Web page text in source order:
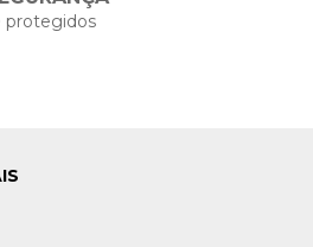
protegidos